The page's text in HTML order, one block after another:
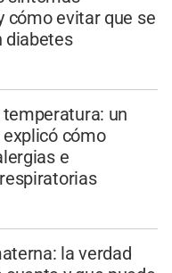
cómo evitar que se
diabetes
un
cómo
e
la verdad